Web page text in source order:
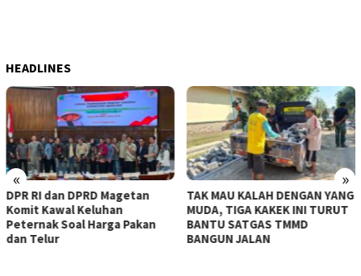
HEADLINES
« »
TAK MAU KALAH DENGAN YANG
MUDA, TIGA KAKEK INI TURUT
BANTU SATGAS TMMD
KERASNYA BAHU
MAMPU DITEMBUS,
TMMD KE-129
MESIN-MESIN BOR